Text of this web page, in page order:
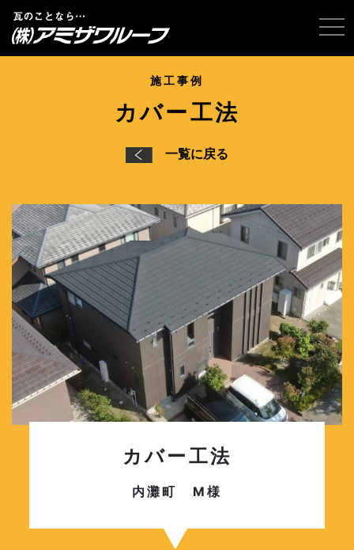
施工事例
カバー工法
一覧に戻る
カバー工法
内灘町 M様